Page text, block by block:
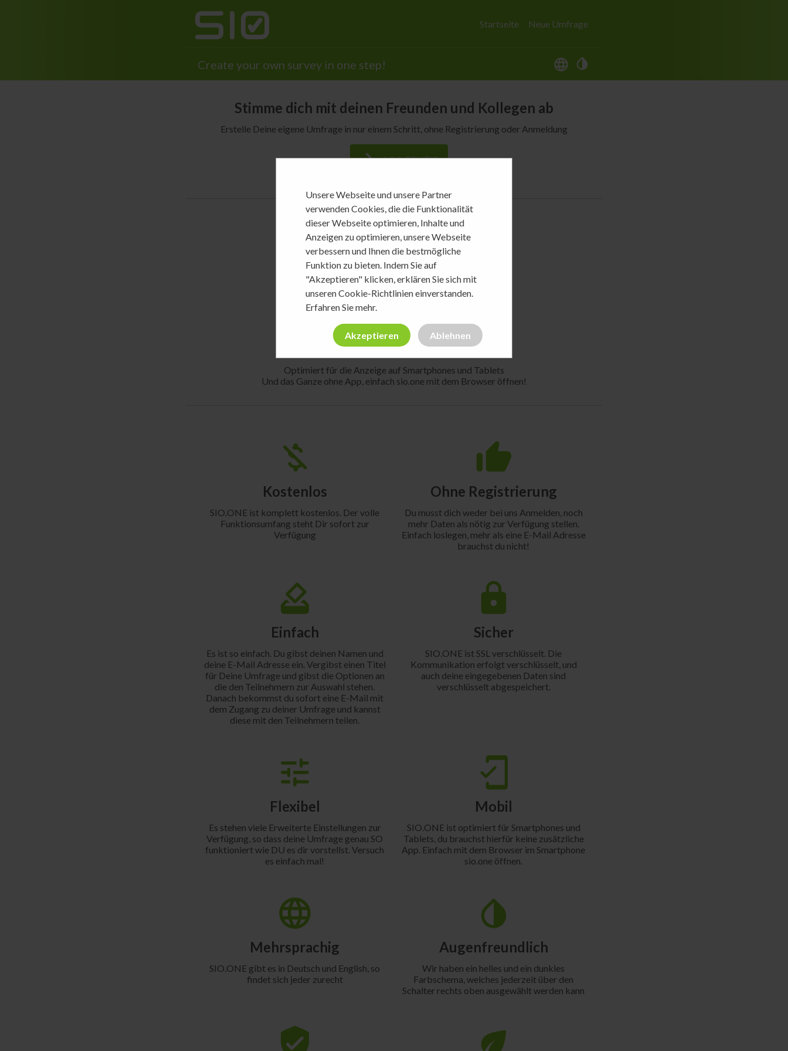
Unsere Webseite und unsere Partner
verwenden Cookies, die die Funktionalität
dieser Webseite optimieren, Inhalte und
Anzeigen zu optimieren, unsere Webseite
verbessern und Ihnen die bestmögliche
Funktion zu bieten. Indem Sie auf
"Akzeptieren" klicken, erklären Sie sich mit
unseren Cookie-Richtlinien einverstanden.
Erfahren Sie mehr.
Akzeptieren Ablehnen
Startseite Neue Umfrage
Create your own survey in one step!
Stimme dich mit deinen Freunden und Kollegen ab
Erstelle Deine eigene Umfrage in nur einem Schritt, ohne Registrierung oder Anmeldung
LOS GEHT´S
Optimiert für die Anzeige auf Smartphones und Tablets
Und das Ganze ohne App, einfach sio.one mit dem Browser öffnen!
Kostenlos
SIO.ONE ist komplett kostenlos. Der volle
Funktionsumfang steht Dir sofort zur
Verfügung
Ohne Registrierung
Du musst dich weder bei uns Anmelden, noch
mehr Daten als nötig zur Verfügung stellen.
Einfach loslegen, mehr als eine E-Mail Adresse
brauchst du nicht!
Einfach
Es ist so einfach. Du gibst deinen Namen und
deine E-Mail Adresse ein. Vergibst einen Titel
für Deine Umfrage und gibst die Optionen an
die den Teilnehmern zur Auswahl stehen.
Danach bekommst du sofort eine E-Mail mit
dem Zugang zu deiner Umfrage und kannst
diese mit den Teilnehmern teilen.
Sicher
SIO.ONE ist SSL verschlüsselt. Die
Kommunikation erfolgt verschlüsselt, und
auch deine eingegebenen Daten sind
verschlüsselt abgespeichert.
Flexibel
Es stehen viele Erweiterte Einstellungen zur
Verfügung, so dass deine Umfrage genau SO
funktioniert wie DU es dir vorstellst. Versuch
es einfach mal!
Mobil
SIO.ONE ist optimiert für Smartphones und
Tablets, du brauchst hierfür keine zusätzliche
App. Einfach mit dem Browser im Smartphone
sio.one öffnen.
Mehrsprachig
SIO.ONE gibt es in Deutsch und English, so
findet sich jeder zurecht
Augenfreundlich
Wir haben ein helles und ein dunkles
Farbschema, welches jederzeit über den
Schalter rechts oben ausgewählt werden kann